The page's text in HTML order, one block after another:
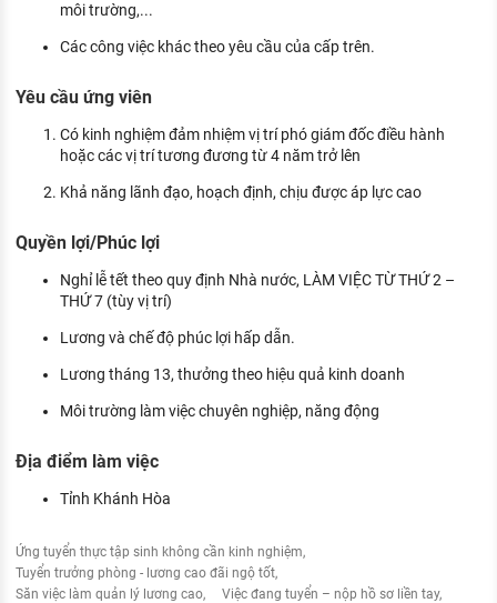
môi trường,...
Các công việc khác theo yêu cầu của cấp trên.
Yêu cầu ứng viên
Có kinh nghiệm đảm nhiệm vị trí phó giám đốc điều hành
hoặc các vị trí tương đương từ 4 năm trở lên
Khả năng lãnh đạo, hoạch định, chịu được áp lực cao
Quyền lợi/Phúc lợi
Nghỉ lễ tết theo quy định Nhà nước, LÀM VIỆC TỪ THỨ 2 –
THỨ 7 (tùy vị trí)
Lương và chế độ phúc lợi hấp dẫn.
Lương tháng 13, thưởng theo hiệu quả kinh doanh
Môi trường làm việc chuyên nghiệp, năng động
Địa điểm làm việc
Tỉnh Khánh Hòa
Ứng tuyển thực tập sinh không cần kinh nghiệm
Tuyển trưởng phòng - lương cao đãi ngộ tốt
Săn việc làm quản lý lương cao
Việc đang tuyển – nộp hồ sơ liền tay